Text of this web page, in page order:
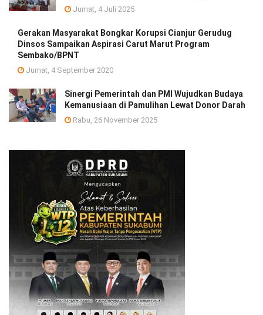
Jumat, 4 Juli 2025
Gerakan Masyarakat Bongkar Korupsi Cianjur Gerudug
Dinsos Sampaikan Aspirasi Carut Marut Program
Sembako/BPNT
Jumat, 4 September 2020
Sinergi Pemerintah dan PMI Wujudkan Budaya
Kemanusiaan di Pamulihan Lewat Donor Darah
Rabu, 26 November 2025